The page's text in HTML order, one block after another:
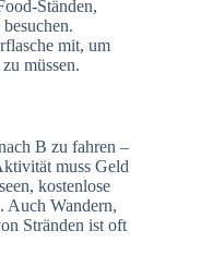
Ständen,
mit, um
müssen.
B zu fahren –
muss Geld
kostenlose
Auch Wandern,
Stränden ist oft